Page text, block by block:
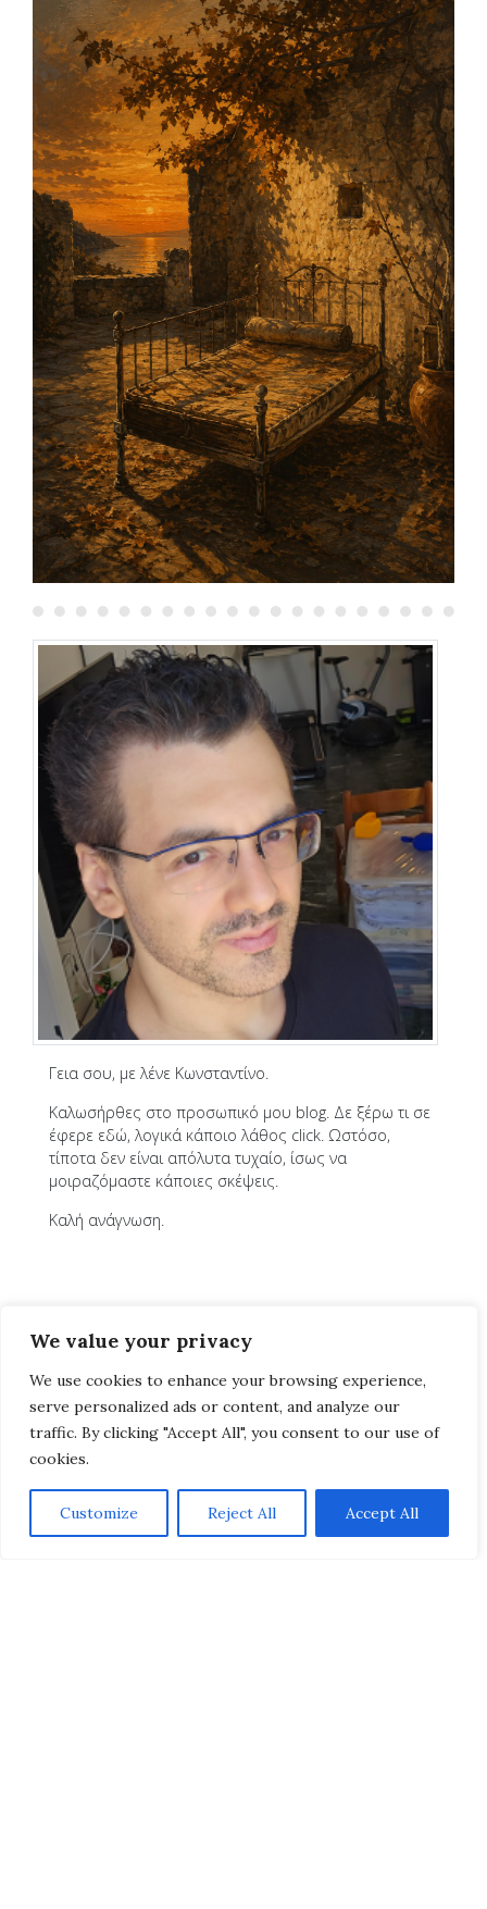
We value your privacy
We use cookies to enhance your browsing experience,
serve personalized ads or content, and analyze our
traffic. By clicking "Accept All", you consent to our use of
cookies.
Customize Reject All Accept All
Γεια σου, με λένε Κωνσταντίνο.
Καλωσήρθες στο προσωπικό μου blog. Δε ξέρω τι σε
έφερε εδώ, λογικά κάποιο λάθος click. Ωστόσο,
τίποτα δεν είναι απόλυτα τυχαίο, ίσως να
μοιραζόμαστε κάποιες σκέψεις.
Καλή ανάγνωση.